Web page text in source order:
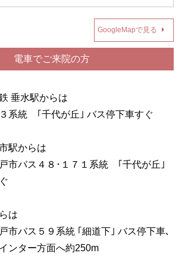
GoogleMapで見る
電車でご来院の方
垂水駅からは
系統 ｢千代が丘｣ バス停下車すぐ
駅からは
市バス４８･１７１系統 ｢千代が丘｣
は
市バス５９系統 ｢細道下｣ バス停下車､
ンター方面へ約250m